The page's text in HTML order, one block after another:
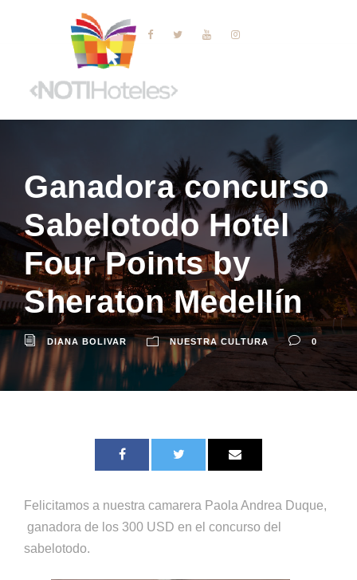
Ganadora concurso
Sabelotodo Hotel
Four Points by
Sheraton Medellín
DIANA BOLIVAR NUESTRA CULTURA 0
Felicitamos a nuestra camarera Paola Andrea Duque,
ganadora de los 300 USD en el concurso del
sabelotodo.